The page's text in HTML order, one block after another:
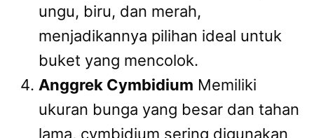
ungu, biru, dan merah,
menjadikannya pilihan ideal untuk
buket yang mencolok.
Anggrek Cymbidium Memiliki
ukuran bunga yang besar dan tahan
lama, cymbidium sering digunakan